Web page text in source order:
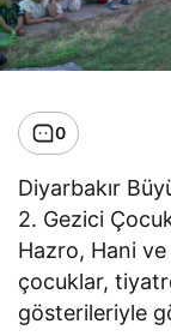
0
Diyarbakır
2. Gezici
Hazro, Hani ve
çocuklar,
gösterileriyle